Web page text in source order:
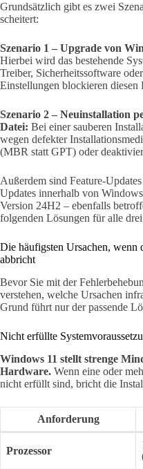
Grundsätzlich gibt es zwei
scheitert:
Szenario 1 – Upgrade von
Hierbei wird das bestehende
Treiber, Sicherheitssoftware
Einstellungen blockieren diesen
Szenario 2 – Neuinstallation
Datei: Bei einer sauberen
wegen defekter
(MBR statt GPT) oder
Außerdem sind Feature-
Updates innerhalb von
Version 24H2 – ebenfalls
folgenden Lösungen für alle
Die häufigsten Ursachen, wenn
abbricht
Bevor Sie mit der
verstehen, welche Ursachen
Grund führt nur der passende
Nicht erfüllte
Windows 11 stellt strenge
Hardware. Wenn eine oder
nicht erfüllt sind, bricht die
Anforderung
Prozessor